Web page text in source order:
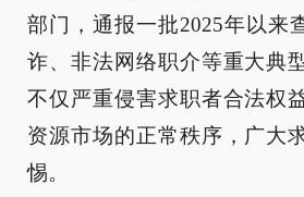
部门，通报一批2025年以来
诈、非法网络职介等重大典
不仅严重侵害求职者合法权
资源市场的正常秩序，广大
惕。